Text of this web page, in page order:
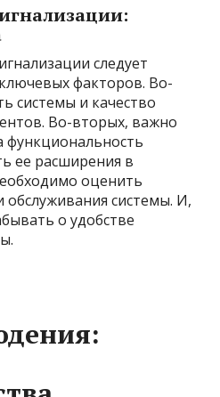
следует
факторов. Во-
системы и качество
Во-вторых, важно
функциональность
ее расширения в
оценить
обслуживания системы. И,
о удобстве